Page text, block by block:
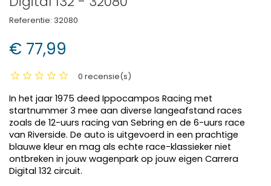
Referentie: 32080
€ 77,99
0 recensie(s)
In het jaar 1975 deed Ippocampos Racing met
startnummer 3 mee aan diverse langeafstand races
zoals de 12-uurs racing van Sebring en de 6-uurs race
van Riverside. De auto is uitgevoerd in een prachtige
blauwe kleur en mag als echte race-klassieker niet
ontbreken in jouw wagenpark op jouw eigen Carrera
Digital 132 circuit.